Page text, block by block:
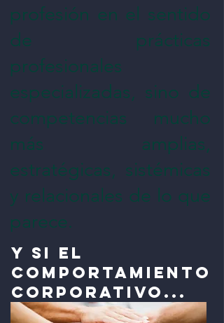
y si el
comportamiento
corporativo...
profesión en el sentido
de prácticas
profesionales
especializadas, sino de
competencias mucho
más amplias,
estratégicas, sistémicas
y relacionales de lo que
parece.